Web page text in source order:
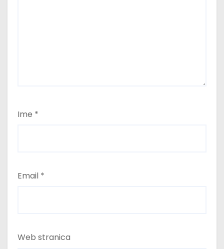
Ime *
Email *
Web stranica